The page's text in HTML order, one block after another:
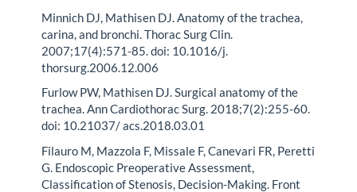
Minnich DJ, Mathisen DJ. Anatomy of the trachea,
carina, and bronchi. Thorac Surg Clin.
2007;17(4):571-85. doi: 10.1016/j.
thorsurg.2006.12.006
Furlow PW, Mathisen DJ. Surgical anatomy of the
trachea. Ann Cardiothorac Surg. 2018;7(2):255-60.
doi: 10.21037/ acs.2018.03.01
Filauro M, Mazzola F, Missale F, Canevari FR, Peretti
G. Endoscopic Preoperative Assessment,
Classification of Stenosis, Decision-Making. Front